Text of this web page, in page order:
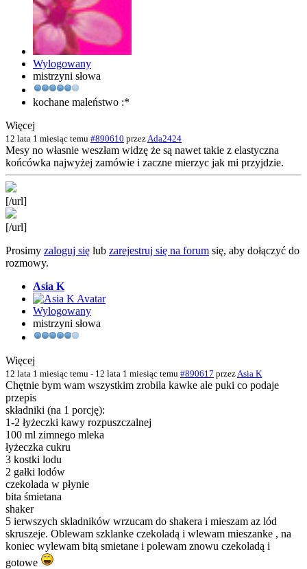
Wylogowany
mistrzyni słowa
kochane maleństwo :*
Więcej
12 lata 1 miesiąc temu #890610 przez Ada2424
Mesy no własnie weszłam widzę że są nawet takie z elastyczna
końcówka najwyżej zamówie i zaczne mierzyc jak mi przyjdzie.
[/url]
[/url]
Prosimy zaloguj się lub zarejestruj się na forum się, aby dołączyć do
rozmowy.
Asia K
Wylogowany
mistrzyni słowa
Więcej
12 lata 1 miesiąc temu - 12 lata 1 miesiąc temu #890617 przez Asia K
Chętnie bym wam wszystkim zrobila kawke ale puki co podaje
przepis
składniki (na 1 porcję):
1-2 łyżeczki kawy rozpuszczalnej
100 ml zimnego mleka
łyżeczka cukru
3 kostki lodu
2 gałki lodów
czekolada w płynie
bita śmietana
shaker
5 ierwszych skladników wrzucam do shakera i mieszam az lód
skruszeje. Oblewam szklanke czekoladą i wlewam mieszanke , na
koniec wylewam bitą smietane i polewam znowu czekoladą i
gotowe